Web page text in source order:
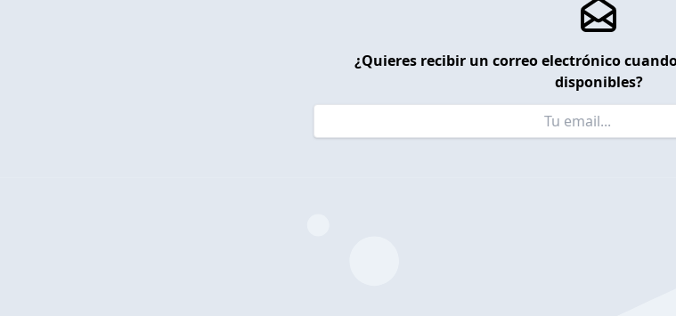
¿Quieres recibir un correo electrónico
disponibles?